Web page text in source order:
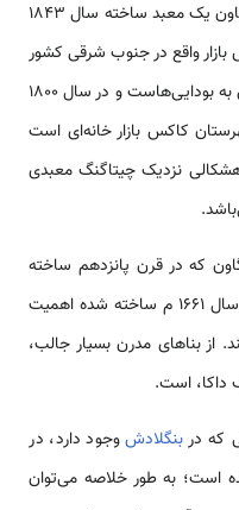
ویژگی‌های خاص و دیدنی دارد. در سونارگاون یک معبد ساخته سال 1843
بازار واقع در جنوب شرقی کشور
در بالای کوه، معبدی وجود دارد که متعلق به بودایی‌هاست و در سال 1800
کاکس بازار خانه‌ای است
نزدیک چیتاگنگ معبدی
که در قرن پانزدهم ساخته
شده و پل پاگلابه شرق شهر داکا که در سال 1661 م ساخته شده اهمیت
از بناهای مدرن بسیار جالب،
داکا، است.
که دربنگلادشوجود دارد، در
است؛ به طور خلاصه می‌توان